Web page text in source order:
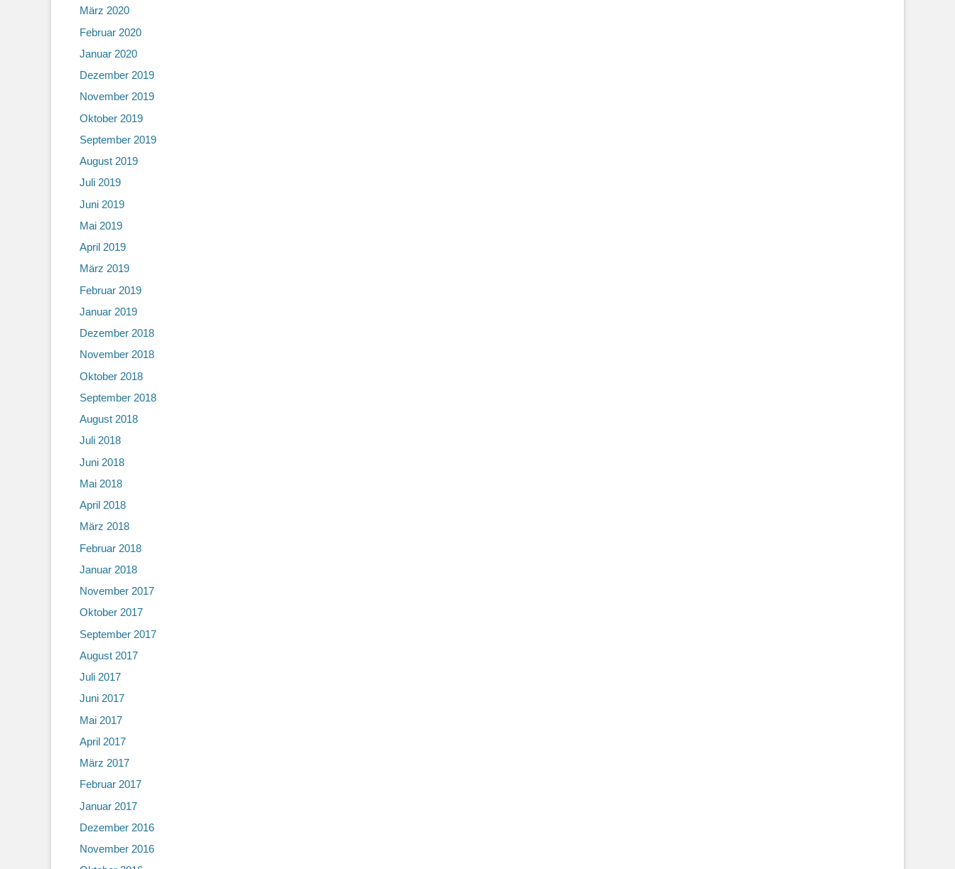
März 2020
Februar 2020
Januar 2020
Dezember 2019
November 2019
Oktober 2019
September 2019
August 2019
Juli 2019
Juni 2019
Mai 2019
April 2019
März 2019
Februar 2019
Januar 2019
Dezember 2018
November 2018
Oktober 2018
September 2018
August 2018
Juli 2018
Juni 2018
Mai 2018
April 2018
März 2018
Februar 2018
Januar 2018
November 2017
Oktober 2017
September 2017
August 2017
Juli 2017
Juni 2017
Mai 2017
April 2017
März 2017
Februar 2017
Januar 2017
Dezember 2016
November 2016